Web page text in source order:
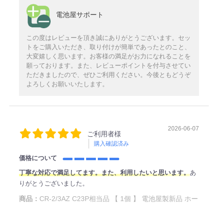
電池屋サポート
この度はレビューを頂き誠にありがとうございます。セッ
トをご購入いただき、取り付けが簡単であったとのこと、
大変嬉しく思います。お客様の満足がお力になれることを
願っております。また、レビューポイントを付与させてい
ただきましたので、ぜひご利用ください。今後ともどうぞ
よろしくお願いいたします。
ご利用者様
購入確認済み
2026-06-07
価格について
丁寧な対応で満足してます。また、利用したいと思います。あ
りがとうございました。
商品： CR-2/3AZ C23P相当品 【 1個 】 電池屋製新品 ホー